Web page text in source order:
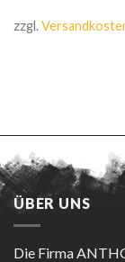
zzgl.
ÜBER UNS
Die Firma